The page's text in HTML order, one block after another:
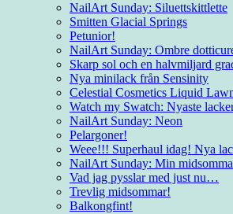
NailArt Sunday: Siluettskittlette
Smitten Glacial Springs
Petunior!
NailArt Sunday: Ombre
Skarp sol och en halvmiljard
Nya minilack från Sensinity
Celestial Cosmetics Liquid
Watch my Swatch: Nyaste
NailArt Sunday: Neon
Pelargoner!
Weee!!! Superhaul idag! Nya
NailArt Sunday: Min
Vad jag pysslar med just nu…
Trevlig midsommar!
Balkongfint!